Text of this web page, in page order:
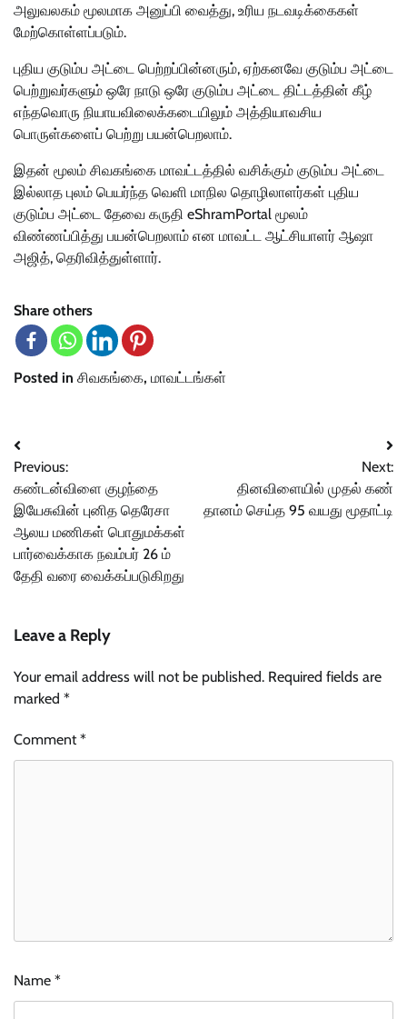
அலுவலகம் மூலமாக அனுப்பி வைத்து, உரிய நடவடிக்கைகள்
மேற்கொள்ளப்படும்.
புதிய குடும்ப அட்டை பெற்றப்பின்னரும், ஏற்கனவே குடும்ப அட்டை
பெற்றுவர்களும் ஒரே நாடு ஒரே குடும்ப அட்டை திட்டத்தின் கீழ்
எந்தவொரு நியாயவிலைக்கடையிலும் அத்தியாவசிய
பொருள்களைப் பெற்று பயன்பெறலாம்.
இதன் மூலம் சிவகங்கை மாவட்டத்தில் வசிக்கும் குடும்ப அட்டை
இல்லாத புலம் பெயர்ந்த வெளி மாநில தொழிலாளர்கள் புதிய
குடும்ப அட்டை தேவை கருதி eShramPortal மூலம்
விண்ணப்பித்து பயன்பெறலாம் என மாவட்ட ஆட்சியாளர் ஆஷா
அஜித், தெரிவித்துள்ளார்.
Share others
Posted in சிவகங்கை, மாவட்டங்கள்
Post
navigation
Previous:
கண்டன்விளை குழந்தை
இயேசுவின் புனித தெரேசா
ஆலய மணிகள் பொதுமக்கள்
பார்வைக்காக நவம்பர் 26 ம்
தேதி வரை வைக்கப்படுகிறது
Next:
தினவிளையில் முதல் கண்
தானம் செய்த 95 வயது மூதாட்டி
Leave a Reply
Your email address will not be published. Required fields are
marked *
Comment*
Name *